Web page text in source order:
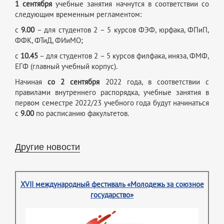
1 сентября учебные занятия начнутся в соответствии со
следующим временным регламентом:
с9.00– для студентов 2 – 5 курсов ФЭФ, юрфака, ФПиП,
ФФК, ФТиД, ФИиМО;
с 10.45 – для студентов 2 – 5 курсов филфака, иняза, ФМФ,
ЕГФ (главный учебный корпус).
Начинаясо 2 сентября 2022 года, в соответствии с
правилами внутреннего распорядка, учебные занятия в
первом семестре 2022/23 учебного года будут начинаться
с 9.00по расписанию факультетов.
Другие новости
XVII международный фестиваль «Молодежь за союзное
государство»